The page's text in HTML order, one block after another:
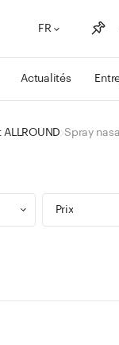
FR
de souhaits
Actualités
Spray nasal
Prix